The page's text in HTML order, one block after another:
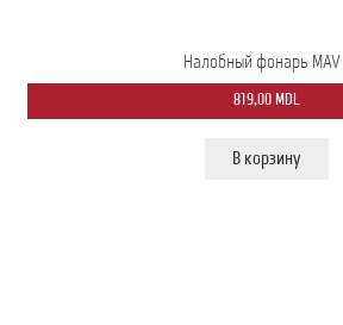
Налобный фонарь MAV II
819,00 MDL
В корзину